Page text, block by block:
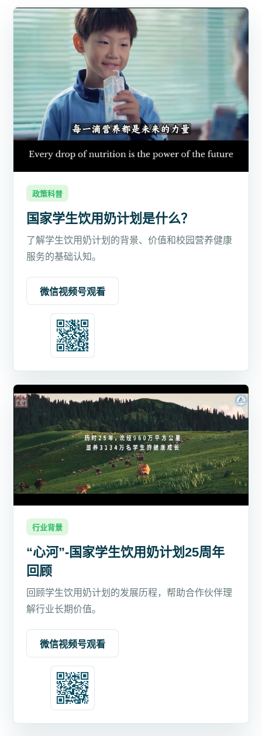
政策科普
国家学生饮用奶计划是什么？
了解学生饮用奶计划的背景、价值和校园营养健康
服务的基础认知。
微信视频号观看
行业背景
“心河”-国家学生饮用奶计划25周年
回顾
回顾学生饮用奶计划的发展历程，帮助合作伙伴理
解行业长期价值。
微信视频号观看